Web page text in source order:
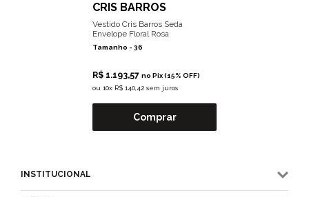
CRIS BARROS
Vestido Cris Barros Seda
Envelope Floral Rosa
Tamanho - 36
R$ 1.193,57 no Pix (15% OFF)
ou 10x R$ 140,42 sem juros
Comprar
INSTITUCIONAL